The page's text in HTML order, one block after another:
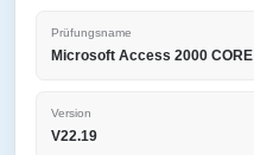
Prüfungsname
Microsoft Access 2000 CORE
Version
V22.19